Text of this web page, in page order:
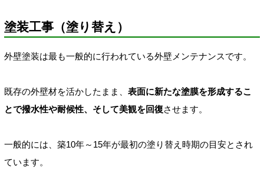
塗装工事（塗り替え）
外壁塗装は最も一般的に行われている外壁メンテナンスです。
既存の外壁材を活かしたまま、 表面に新たな塗膜を形成するこ
とで撥水性や耐候性、そして美観を回復させます。
一般的には、築10年～15年が最初の塗り替え時期の目安とされ
ています。